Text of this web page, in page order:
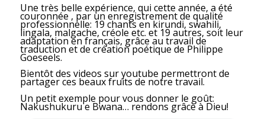
Une très belle expérience, qui cette année, a été
couronnée , par un enregistrement de qualité
professionnelle: 19 chants en kirundi, swahili,
lingala, malgache, créole etc. et 19 autres, soit leur
adaptation en français, grâce au travail de
traduction et de création poétique de Philippe
Goeseels.
Bientôt des videos sur youtube permettront de
partager ces beaux fruits de notre travail.
Un petit exemple pour vous donner le goût:
Nakushukuru e Bwana… rendons grâce à Dieu!